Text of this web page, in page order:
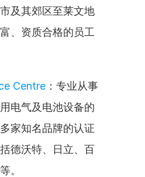
及其郊区至莱文地
、资质合格的员工
Centre ：专业从事
电气及电池设备的
家知名品牌的认证
德沃特、日立、百
。